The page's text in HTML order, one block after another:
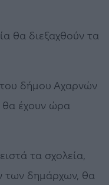
θα διεξαχθούν τα
δήμου Αχαρνών
θα έχουν ώρα
τα σχολεία,
των δημάρχων, θα